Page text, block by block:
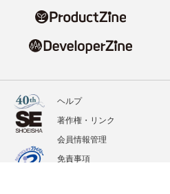
ヘルプ
著作権・リンク
会員情報管理
免責事項